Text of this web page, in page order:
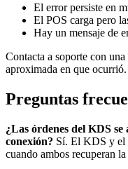
El error persiste en
El POS carga pero
Hay un mensaje de
Contacta a soporte con
aproximada en que ocurrió.
Preguntas
¿Las órdenes del KDS
conexión? Sí. El KDS y el
cuando ambos recuperan